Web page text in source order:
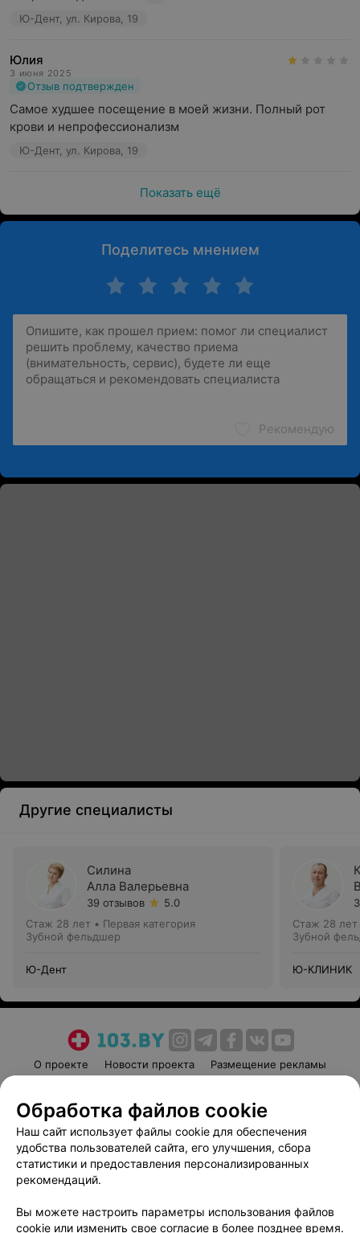
Ю-Дент, ул. Кирова, 19
Юлия
3 июня 2025
Отзыв подтвержден
Самое худшее посещение в моей жизни. Полный рот
крови и непрофессионализм
Ю-Дент, ул. Кирова, 19
Показать ещё
Поделитесь мнением
Рекомендую
Другие специалисты
Силина
Алла Валерьевна
39 отзывов
5.0
Стаж 28 лет • Первая категория
Зубной фельдшер
Ю-Дент
Стаж 28 лет
Зубной
Ю-КЛИНИК
О проекте Новости проекта
Размещение рекламы
Пользовательское соглашение
Способы оплаты
Вакансии
Партнеры
Написать руководителю 103.by
Обработка персональных данных
Обработка файлов cookie
Наш сайт использует файлы cookie для обеспечения
удобства пользователей сайта, его улучшения, сбора
статистики и предоставления персонализированных
рекомендаций.
Вы можете настроить параметры использования файлов
cookie или изменить свое согласие в более позднее время.